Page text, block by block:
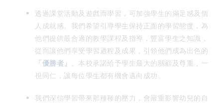
透過課堂活動及遊戲而學習，可加強學生的滿足感及個
人成就感。我們希望引導學生保持正面的學習態度，為
他們提供最合適的教學課程及指導，豐富學生之知識，
從而讓他們享受學習過程及成果，引領他們成為出色的
「優勝者」
。本校承諾給予學生最大的關顧及尊重，一
視同仁，讓每位學生都有機會邁向成功。
我們深信學習帶來那種種的壓力，會嚴重影響幼兒的自